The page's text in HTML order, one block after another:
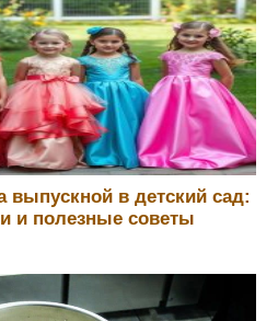
выпускной в детский сад:
и полезные советы